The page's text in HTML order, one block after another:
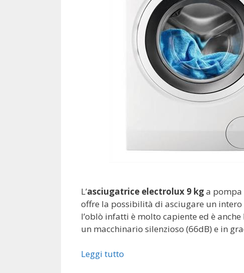
L’asciugatrice electrolux 9 kga pompa
offre la possibilità di asciugare un
l’oblò infatti è molto capiente ed è
un macchinario silenzioso (66dB) e in
Leggi tutto